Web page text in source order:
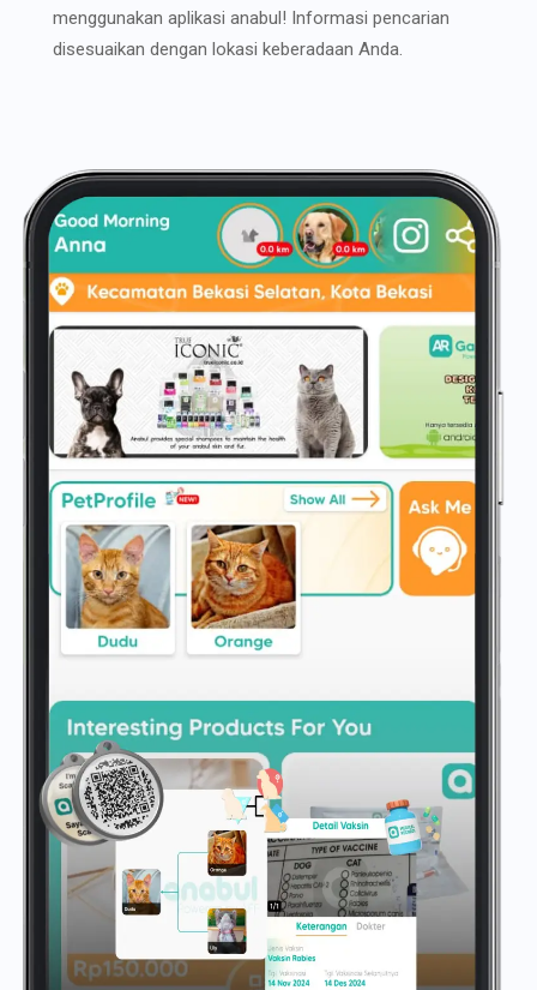
menggunakan aplikasi anabul! Informasi pencarian
disesuaikan dengan lokasi keberadaan Anda.